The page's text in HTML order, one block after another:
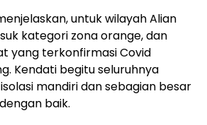
untuk wilayah Alian
kategori zona orange, dan
yang terkonfirmasi Covid
Kendati begitu seluruhnya
mandiri dan sebagian besar
baik.